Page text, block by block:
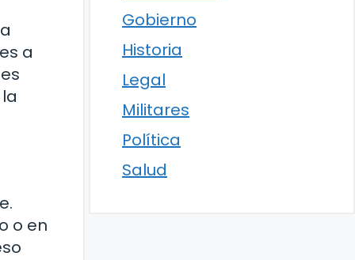
a
o en
Gobierno
Historia
Legal
Militares
Política
Salud